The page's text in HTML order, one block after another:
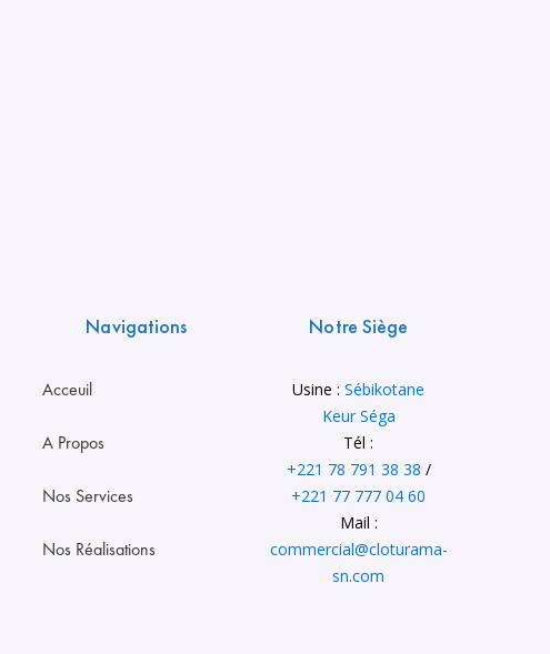
Navigations
Acceuil
A Propos
Nos Services
Nos Réalisations
Notre Siège
Usine :Sébikotane
Keur Séga
Tél :
+221 78 791 38 38 /
+221 77 777 04 60
Mail :
commercial@cloturama-
sn.com